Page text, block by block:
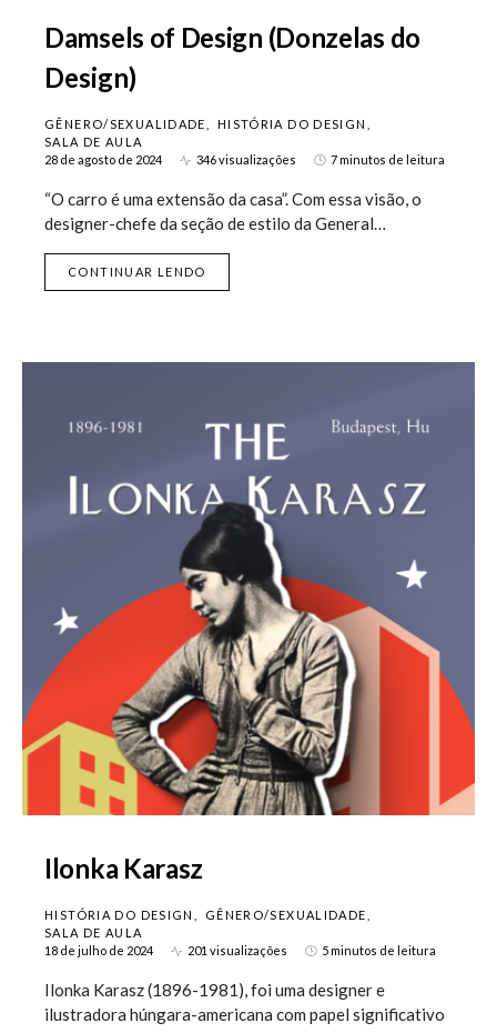
Damsels of Design (Donzelas do
Design)
GÊNERO/SEXUALIDADE
HISTÓRIA DO DESIGN
SALA DE AULA
28 de agosto de 2024
346 visualizações 7 minutos de leitura
“O carro é uma extensão da casa”. Com essa visão, o
designer-chefe da seção de estilo da General…
CONTINUAR LENDO
Ilonka Karasz
HISTÓRIA DO DESIGN
GÊNERO/SEXUALIDADE
SALA DE AULA
18 de julho de 2024
201 visualizações 5 minutos de leitura
Ilonka Karasz (1896-1981), foi uma designer e
ilustradora húngara-americana com papel significativo